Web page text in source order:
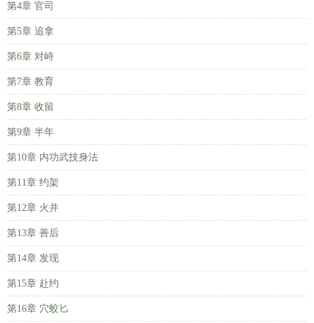
第4章 官司
第5章 追拿
第6章 对峙
第7章 教育
第8章 收留
第9章 半年
第10章 内功武技身法
第11章 约架
第12章 火并
第13章 善后
第14章 发现
第15章 赴约
第16章 穴蛟匕